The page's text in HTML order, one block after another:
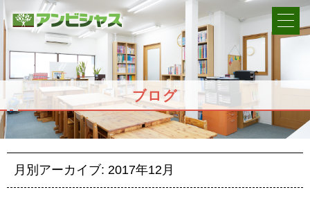
ブログ
月別アーカイブ: 2017年12月